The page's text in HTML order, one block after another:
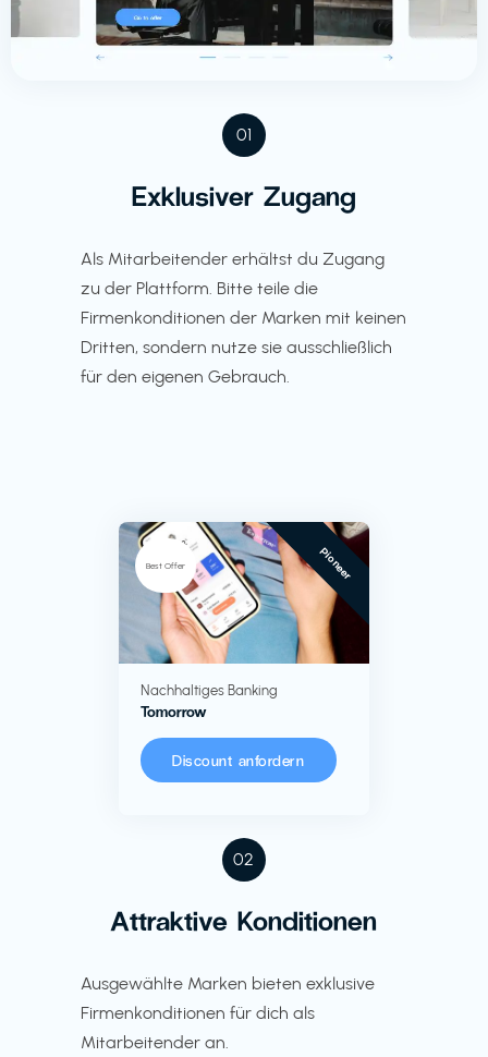
01
Exklusiver Zugang
Als Mitarbeitender erhältst du Zugang
zu der Plattform. Bitte teile die
Firmenkonditionen der Marken mit keinen
Dritten, sondern nutze sie ausschließlich
für den eigenen Gebrauch.
02
Attraktive Konditionen
Ausgewählte Marken bieten exklusive
Firmenkonditionen für dich als
Mitarbeitender an.
Best Offer Pioneer
Nachhaltiges Banking
Tomorrow
Discount anfordern